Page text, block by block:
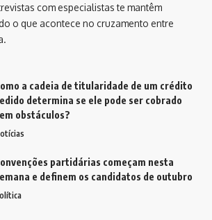
com especialistas te mantêm
o que acontece no cruzamento entre
a cadeia de titularidade de um crédito
determina se ele pode ser cobrado
obstáculos?
partidárias começam nesta
e definem os candidatos de outubro